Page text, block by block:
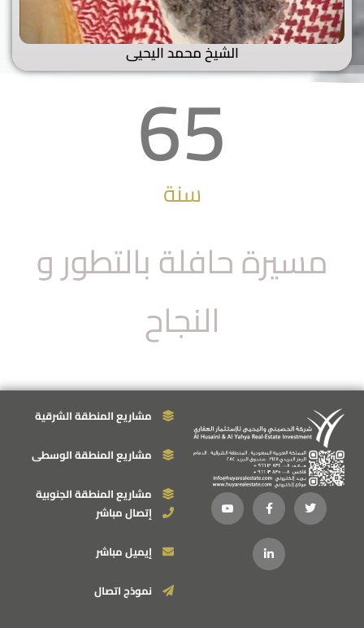
الشيخ محمد اليحيى
سنة
66
مسيرة حافلة بالتطور و
النجاح
مشاريع المنطقة الشرقية
مشاريع المنطقة الوسطى
مشاريع المنطقة الجنوبية
إتصال مباشر
إيميل مباشر
نموذج اتصال